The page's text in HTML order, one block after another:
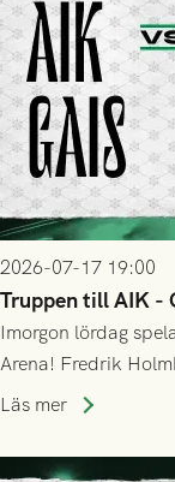
2026-07-17 19:00
Truppen till AIK -
Imorgon lördag
Arena! Fredrik
trupp till matchen:
Läs mer